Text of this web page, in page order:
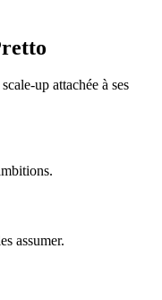
up attachée à ses
assumer.